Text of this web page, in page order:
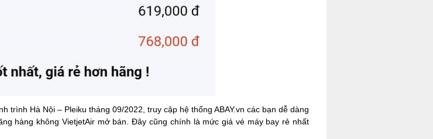
trình Hà Nội – Pleiku tháng 09/2022, truy cập hệ thống ABAY.vn các bạn dễ dàng
hàng không VietjetAir mở bán. Đây cũng chính là mức giá vé máy bay rẻ nhất